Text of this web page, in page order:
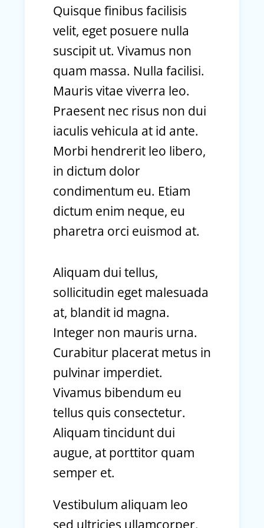
Quisque finibus facilisis
velit, eget posuere nulla
suscipit ut. Vivamus non
quam massa. Nulla facilisi.
Mauris vitae viverra leo.
Praesent nec risus non dui
iaculis vehicula at id ante.
Morbi hendrerit leo libero,
in dictum dolor
condimentum eu. Etiam
dictum enim neque, eu
pharetra orci euismod at.
Aliquam dui tellus,
sollicitudin eget malesuada
at, blandit id magna.
Integer non mauris urna.
Curabitur placerat metus in
pulvinar imperdiet.
Vivamus bibendum eu
tellus quis consectetur.
Aliquam tincidunt dui
augue, at porttitor quam
semper et.
Vestibulum aliquam leo